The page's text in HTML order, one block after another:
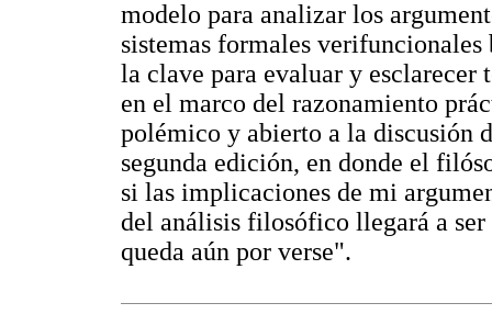
modelo para analizar los
sistemas formales
la clave para evaluar y esclarecer
en el marco del razonamiento
polémico y abierto a la discusión
segunda edición, en donde el
si las implicaciones de mi
del análisis filosófico llegará a
queda aún por verse".